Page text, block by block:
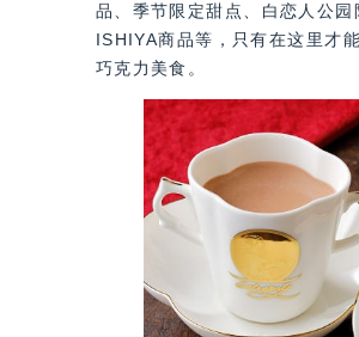
品、季节限定甜点、白恋人公园
ISHIYA商品等，只有在这里才
巧克力美食。